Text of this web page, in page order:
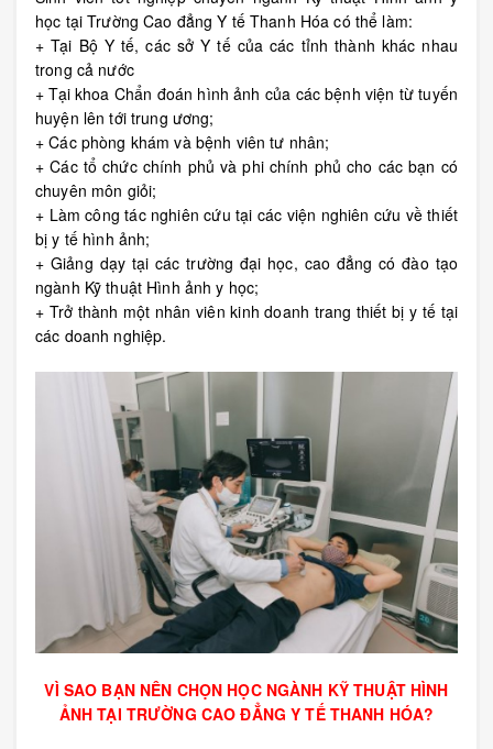
học tại Trường Cao đẳng Y tế Thanh Hóacó thể làm:
+ Tại Bộ Y tế, các sở Y tế của các tỉnh thành khác nhau
trong cả nước
+ Tại khoa Chẩn đoán hình ảnh của các bệnh viện từ tuyến
huyện lên tới trung ương;
+ Các phòng khám và bệnh viên tư nhân;
+ Các tổ chức chính phủ và phi chính phủ cho các bạn có
chuyên môn giỏi;
+ Làm công tác nghiên cứu tại các viện nghiên cứu về thiết
bị y tế hình ảnh;
+ Giảng dạy tại các trường đại học, cao đẳng có đào tạo
ngành Kỹ thuật Hình ảnh y học;
+ Trở thành một nhân viên kinh doanh trang thiết bị y tế tại
các doanh nghiệp.
VÌ SAO BẠN NÊN CHỌN HỌC NGÀNH KỸ THUẬT HÌNH
ẢNH TẠI TRƯỜNG CAO ĐẲNG Y TẾ THANH HÓA?